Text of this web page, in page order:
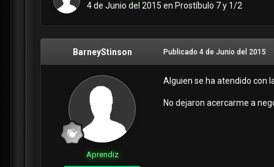
4 de Junio del 2015 en Prostíbulo 7 y 1/2
BarneyStinson
Aprendiz
Publicado 4 de Junio del 2015
Alguien se ha atendido con
No dejaron acercarme a